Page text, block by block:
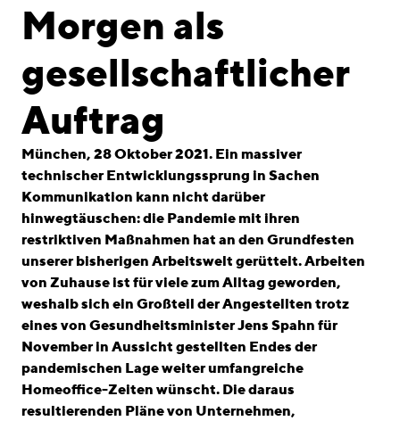
linkedininstagram
English
Impressum
Datenschutz
Morgen als
gesellschaftlicher
Auftrag
München, 28 Oktober 2021. Ein massiver
technischer Entwicklungssprung in Sachen
Kommunikation kann nicht darüber
hinwegtäuschen: die Pandemie mit ihren
restriktiven Maßnahmen hat an den Grundfesten
unserer bisherigen Arbeitswelt gerüttelt. Arbeiten
von Zuhause ist für viele zum Alltag geworden,
weshalb sich ein Großteil der Angestellten trotz
eines von Gesundheitsminister Jens Spahn für
November in Aussicht gestellten Endes der
pandemischen Lage weiter umfangreiche
Homeoffice-Zeiten wünscht. Die daraus
resultierenden Pläne von Unternehmen,